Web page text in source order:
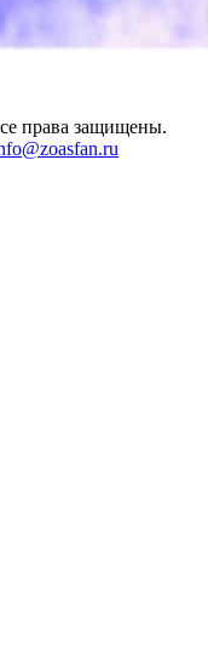
права защищены.